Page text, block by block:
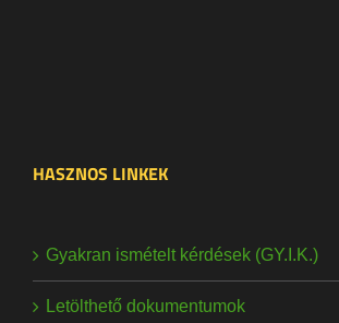
HASZNOS LINKEK
Gyakran ismételt kérdések (GY.I.K.)
Letölthető dokumentumok